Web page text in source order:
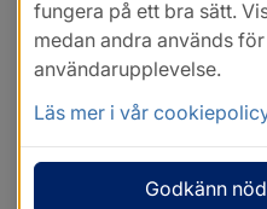
fungera på ett bra sätt.
medan andra används
användarupplevelse.
Läs mer i vår
Godkänn